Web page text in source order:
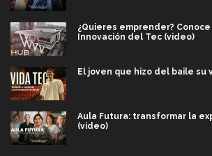
¿Quieres emprender?
Innovación del Tec (video)
El joven que hizo del baile su
Aula Futura: transformar la
(video)